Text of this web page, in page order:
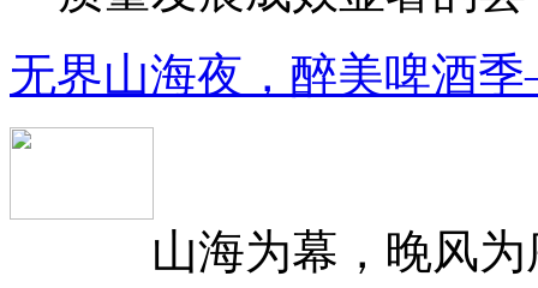
无界山海夜，醉美啤酒
山海为幕，晚风为